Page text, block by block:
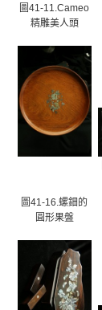
圖41-11.Cameo
精雕美人頭
圖41-16.螺鈿的
圓形果盤